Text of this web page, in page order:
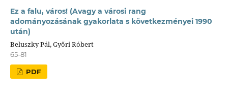
Ez a falu, város! (Avagy a városi rang
adományozásának gyakorlata s következményei 1990
után)
Beluszky Pál, Győri Róbert
65-81
PDF